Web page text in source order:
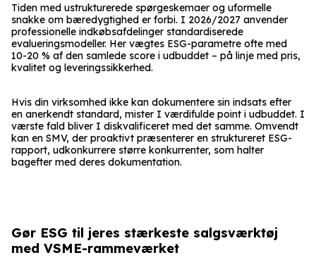
Tiden med ustrukturerede spørgeskemaer og uformelle
snakke om bæredygtighed er forbi. I 2026/2027 anvender
professionelle indkøbsafdelinger standardiserede
evalueringsmodeller. Her vægtes ESG-parametre ofte med
10-20 % af den samlede score i udbuddet – på linje med pris,
kvalitet og leveringssikkerhed.
Hvis din virksomhed ikke kan dokumentere sin indsats efter
en anerkendt standard, mister I værdifulde point i udbuddet. I
værste fald bliver I diskvalificeret med det samme. Omvendt
kan en SMV, der proaktivt præsenterer en struktureret ESG-
rapport, udkonkurrere større konkurrenter, som halter
bagefter med deres dokumentation.
Gør ESG til jeres stærkeste salgsværktøj
med VSME-rammeværket